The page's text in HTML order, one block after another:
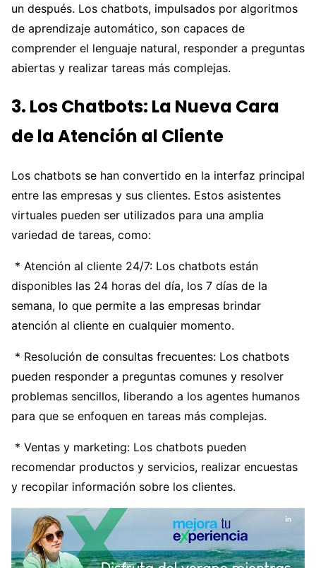
un después. Los chatbots, impulsados por algoritmos
de aprendizaje automático, son capaces de
comprender el lenguaje natural, responder a preguntas
abiertas y realizar tareas más complejas.
3. Los Chatbots: La Nueva Cara
de la Atención al Cliente
Los chatbots se han convertido en la interfaz principal
entre las empresas y sus clientes. Estos asistentes
virtuales pueden ser utilizados para una amplia
variedad de tareas, como:
* Atención al cliente 24/7: Los chatbots están
disponibles las 24 horas del día, los 7 días de la
semana, lo que permite a las empresas brindar
atención al cliente en cualquier momento.
* Resolución de consultas frecuentes: Los chatbots
pueden responder a preguntas comunes y resolver
problemas sencillos, liberando a los agentes humanos
para que se enfoquen en tareas más complejas.
* Ventas y marketing: Los chatbots pueden
recomendar productos y servicios, realizar encuestas
y recopilar información sobre los clientes.